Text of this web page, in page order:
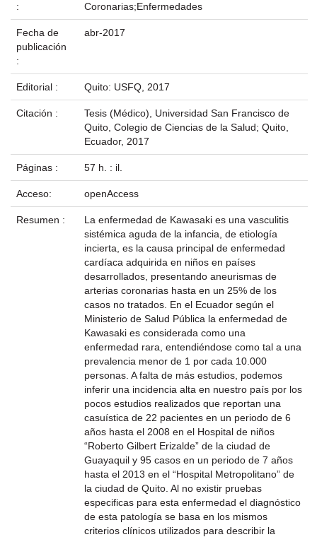
:
Coronarias;Enfermedades
Fecha de
publicación
:
abr-2017
Editorial : Quito: USFQ, 2017
Citación :
Tesis (Médico), Universidad San Francisco de
Quito, Colegio de Ciencias de la Salud; Quito,
Ecuador, 2017
Páginas : 57 h. : il.
Acceso: openAccess
Resumen :
La enfermedad de Kawasaki es una vasculitis
sistémica aguda de la infancia, de etiología
incierta, es la causa principal de enfermedad
cardíaca adquirida en niños en países
desarrollados, presentando aneurismas de
arterias coronarias hasta en un 25% de los
casos no tratados. En el Ecuador según el
Ministerio de Salud Pública la enfermedad de
Kawasaki es considerada como una
enfermedad rara, entendiéndose como tal a una
prevalencia menor de 1 por cada 10.000
personas. A falta de más estudios, podemos
inferir una incidencia alta en nuestro país por los
pocos estudios realizados que reportan una
casuística de 22 pacientes en un periodo de 6
años hasta el 2008 en el Hospital de niños
“Roberto Gilbert Erizalde” de la ciudad de
Guayaquil y 95 casos en un periodo de 7 años
hasta el 2013 en el “Hospital Metropolitano” de
la ciudad de Quito. Al no existir pruebas
especificas para esta enfermedad el diagnóstico
de esta patología se basa en los mismos
criterios clínicos utilizados para describir la